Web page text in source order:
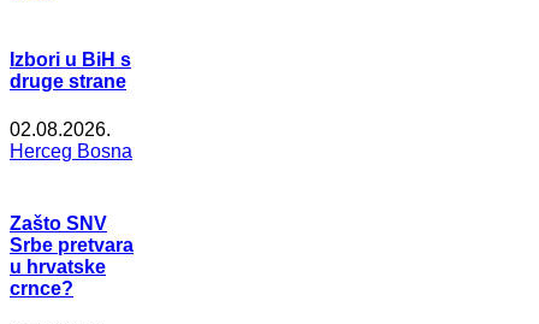
Izbori u BiH s
druge strane
02.08.2026.
Herceg Bosna
Zašto SNV
Srbe pretvara
u hrvatske
crnce?